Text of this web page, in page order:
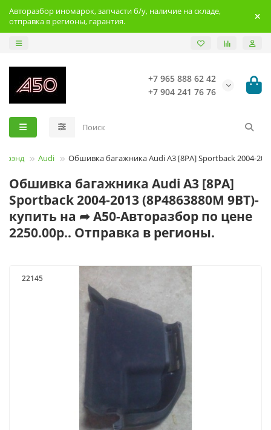
Авторазбор иномарок, запчасти б/у, наличие на складе,
отправка в регионы, гарантия.
+7 965 888 62 42
+7 904 241 76 76
Брэнд Audi Обшивка багажника Audi A3 [8PA] Sportback 2004-
Обшивка багажника Audi A3 [8PA]
Sportback 2004-2013 (8P4863880M 9BT)-
купить на ➦ А50-Авторазбор по цене
2250.00р.. Отправка в регионы.
22145